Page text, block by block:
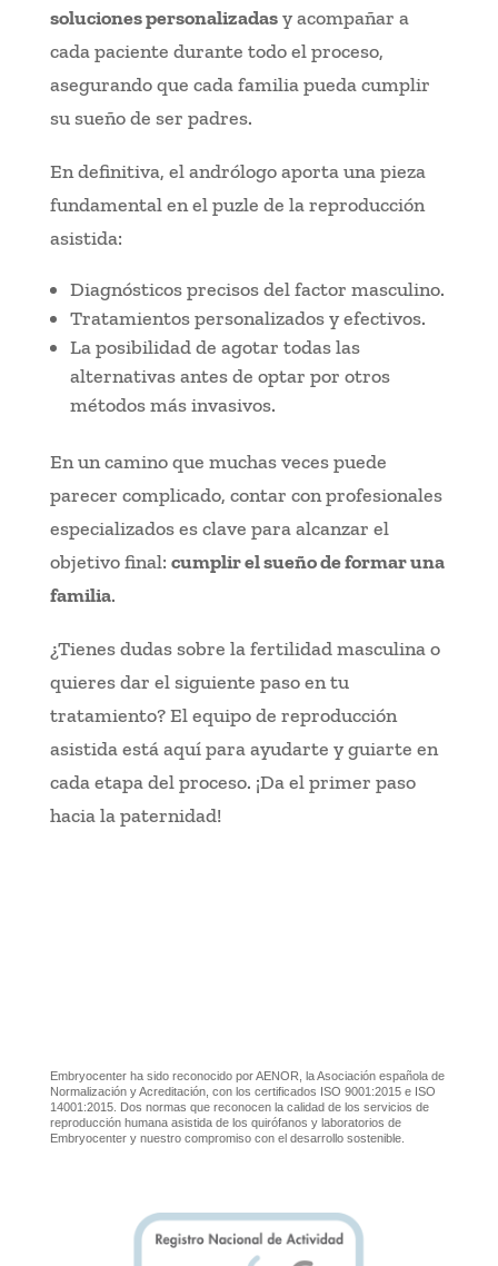
soluciones personalizadasy acompañar a
cada paciente durante todo el proceso,
asegurando que cada familia pueda cumplir
su sueño de ser padres.
En definitiva, el andrólogo aporta una pieza
fundamental en el puzle de la reproducción
asistida:
Diagnósticos precisos del factor masculino.
Tratamientos personalizados y efectivos.
La posibilidad de agotar todas las
alternativas antes de optar por otros
métodos más invasivos.
En un camino que muchas veces puede
parecer complicado, contar con profesionales
especializados es clave para alcanzar el
objetivo final: cumplir el sueño de formar una
familia.
¿Tienes dudas sobre la fertilidad masculina o
quieres dar el siguiente paso en tu
tratamiento? El equipo de reproducción
asistida está aquí para ayudarte y guiarte en
cada etapa del proceso. ¡Da el primer paso
hacia la paternidad!
Embryocenter ha sido reconocido por AENOR, la Asociación española de
Normalización y Acreditación, con los certificados ISO 9001:2015 e ISO
14001:2015. Dos normas que reconocen la calidad de los servicios de
reproducción humana asistida de los quirófanos y laboratorios de
Embryocenter y nuestro compromiso con el desarrollo sostenible.